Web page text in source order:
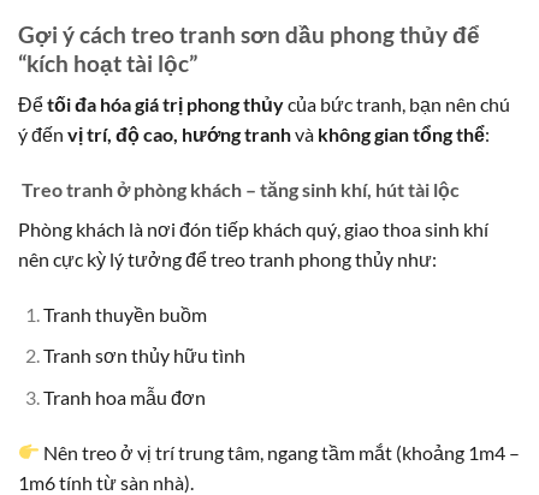
Gợi ý cách treo tranh sơn dầu phong thủy để
“kích hoạt tài lộc”
Đểtối đa hóa giá trị phong thủycủa bức tranh, bạn nên chú
ý đến vị trí, độ cao, hướng tranhvà không gian tổng thể:
Treo tranh ở phòng khách – tăng sinh khí, hút tài lộc
Phòng khách là nơi đón tiếp khách quý, giao thoa sinh khí
nên cực kỳ lý tưởng để treo tranh phong thủy như:
Tranh thuyền buồm
Tranh sơn thủy hữu tình
Tranh hoa mẫu đơn
Nên treo ở vị trí trung tâm, ngang tầm mắt (khoảng 1m4 –
1m6 tính từ sàn nhà).